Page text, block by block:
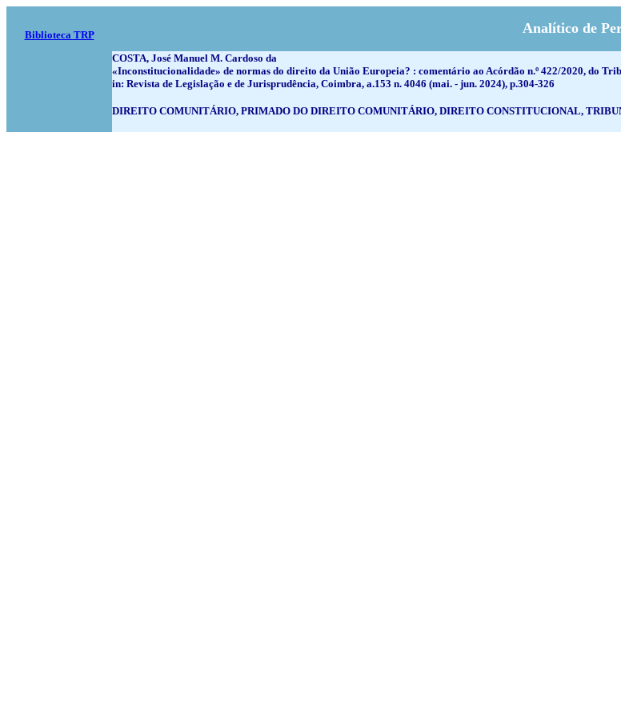
Biblioteca TRP Analítico de
COSTA, José Manuel M. Cardoso da
«Inconstitucionalidade» de normas do direito da União Europeia? : comentário ao Acórdão n.º 422/2020, do
in: Revista de Legislação e de Jurisprudência, Coimbra, a.153 n. 4046 (mai. - jun. 2024), p.304-326
DIREITO COMUNITÁRIO, PRIMADO DO DIREITO COMUNITÁRIO, DIREITO CONSTITUCIONAL,